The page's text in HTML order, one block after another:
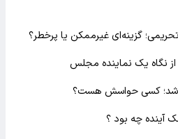
گزینه‌ای غیرممکن یا پرخطر؟
از نگاه یک نماینده مجلس
آینده چه بود ؟